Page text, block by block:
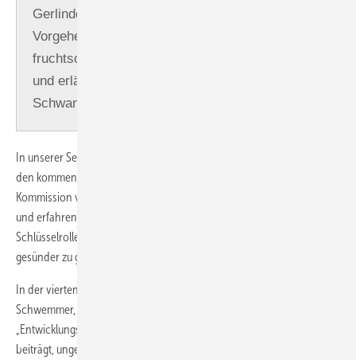
Gerlinde Schriever-Schwemmer Grundlagen und
Vorgehensweise zur Bewertung der
fruchtschädigenden Wirkung von Arbeitsstoffen
und erläutert das bestehende System der
Schwangerschaftsgruppen.
In unserer Serie „70 Jahre MAK-Kommission“ werden wir Ihnen in
den kommenden Ausgaben die verschiedenen Arbeitsgruppen der
Kommission vorstellen. Feiern Sie mit uns dieses besondere Jubiläum
und erfahren Sie, wie die MAK-Kommission auch heute noch eine
Schlüsselrolle dabei spielt, die Arbeitswelt von morgen sicherer und
gesünder zu gestalten.
In der vierten Folge der Interview-Reihe beschreibt Frau Dr. Schriever-
Schwemmer, kommissarische Vorsitzende der Arbeitsgruppe
„Entwicklungstoxizität“ der MAK-Kommission, wie deren Arbeit dazu
beiträgt, ungeborene und junge Leben vor den Auswirkungen von